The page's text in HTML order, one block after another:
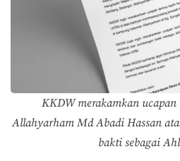
KKDW merakamkan
Allahyarham Md Abadi Hassan
bakti sebagai